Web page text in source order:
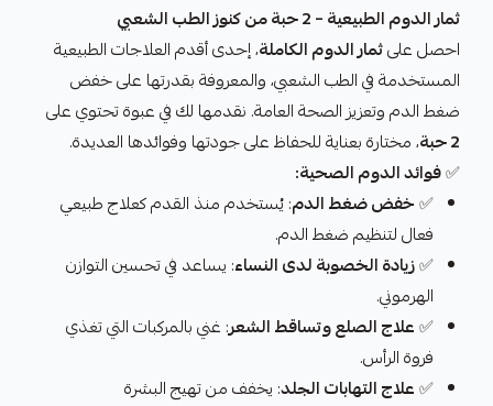
ثمار الدوم الطبيعية – 2 حبة من كنوز الطب الشعبي
احصل علىثمار الدوم الكاملة، إحدى أقدم العلاجات الطبيعية
المستخدمة في الطب الشعبي، والمعروفة بقدرتها على خفض
ضغط الدم وتعزيز الصحة العامة. نقدمها لك في عبوة تحتوي على
2 حبة
، مختارة بعناية للحفاظ على جودتها وفوائدها العديدة.
✅فوائد الدوم الصحية:
✅خفض ضغط الدم: يُستخدم منذ القدم كعلاج طبيعي
فعال لتنظيم ضغط الدم.
✅زيادة الخصوبة لدى النساء: يساعد في تحسين التوازن
الهرموني.
✅علاج الصلع وتساقط الشعر: غني بالمركبات التي تغذي
فروة الرأس.
✅علاج التهابات الجلد: يخفف من تهيج البشرة